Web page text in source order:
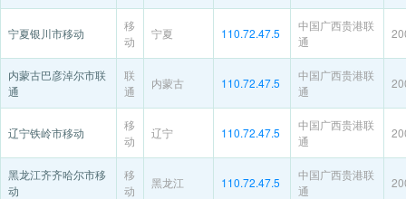
宁夏银川市移动
移
动
宁夏 110.72.47.5
中国广西贵港联
通
内蒙古巴彦淖尔市联
通
联
通
内蒙古 110.72.47.5
中国广西贵港联
通
辽宁铁岭市移动
移
动
辽宁 110.72.47.5
中国广西贵港联
通
黑龙江齐齐哈尔市移
动
移
动
黑龙江 110.72.47.5
中国广西贵港联
通